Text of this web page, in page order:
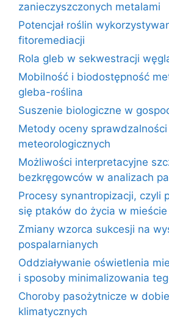
zanieczyszczonych metalami
Potencjał roślin
fitoremediacji
Rola gleb w sekwestracji
Mobilność i biodostępność
gleba-roślina
Suszenie biologiczne w
Metody oceny
meteorologicznych
Możliwości interpretacyjne
bezkręgowców w analizach
Procesy synantropizacji, czyli
się ptaków do życia w mieście
Zmiany wzorca sukcesji na
pospalarnianych
Oddziaływanie oświetlenia
i sposoby minimalizowania
Choroby pasożytnicze w
klimatycznych